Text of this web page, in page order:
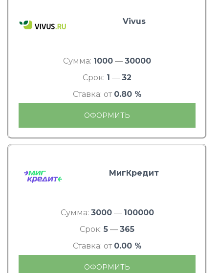
Vivus
Сумма: 1000 — 30000
Срок: 1 — 32
Ставка: от 0.80 %
ОФОРМИТЬ
МигКредит
Сумма: 3000— 100000
Срок: 5 — 365
Ставка: от 0.00 %
ОФОРМИТЬ